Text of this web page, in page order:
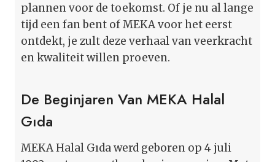
plannen voor de toekomst. Of je nu al lange
tijd een fan bent of MEKA voor het eerst
ontdekt, je zult deze verhaal van veerkracht
en kwaliteit willen proeven.
De Beginjaren Van MEKA Halal
Gıda
MEKA Halal Gıda werd geboren op 4 juli